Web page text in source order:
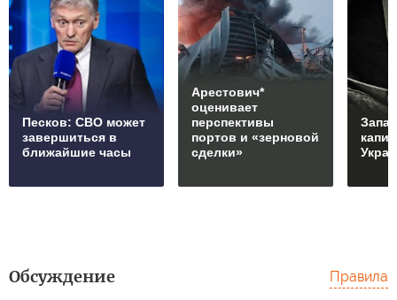
Песков: СВО может
завершиться в
ближайшие часы
Арестович*
оценивает
перспективы
портов и «зерновой
сделки»
Обсуждение Правила